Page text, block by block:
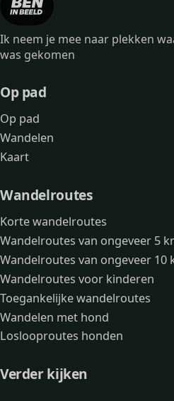
Ik neem je mee naar plekken
was gekomen
Op pad
Op pad
Wandelen
Kaart
Wandelroutes
Korte wandelroutes
Wandelroutes van ongeveer 5
Wandelroutes van ongeveer 10
Wandelroutes voor kinderen
Toegankelijke wandelroutes
Wandelen met hond
Loslooproutes honden
Verder kijken